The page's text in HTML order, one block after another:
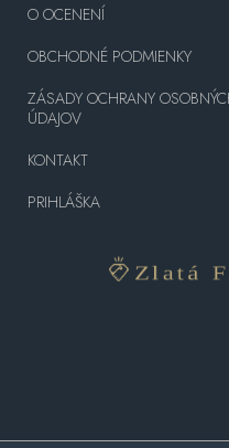
O OCENENÍ
OBCHODNÉ PODMIENKY
ZÁSADY OCHRANY
ÚDAJOV
KONTAKT
PRIHLÁŠKA